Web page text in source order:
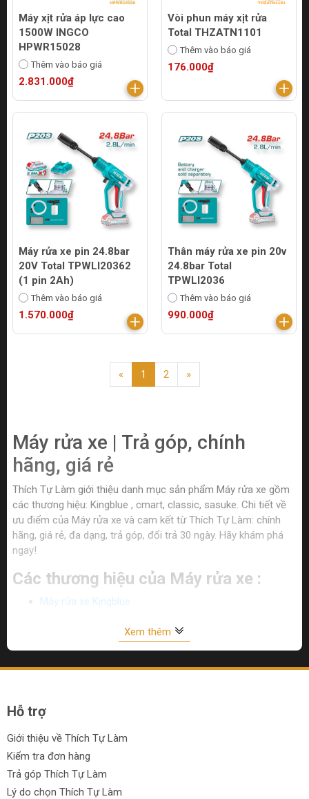
Máy xịt rửa áp lực cao
1500W INGCO
HPWR15028
Thêm vào báo giá
2.831.000₫
Vòi phun máy xịt rửa
Total THZATN1101
Thêm vào báo giá
176.000₫
Máy rửa xe pin 24.8bar
20V Total TPWLI20362
(1 pin 2Ah)
Thêm vào báo giá
1.570.000₫
Thân máy rửa xe pin 20v
24.8bar Total
TPWLI2036
Thêm vào báo giá
990.000₫
« 1 2 »
Máy rửa xe | Trả góp, chính
hãng, giá rẻ
Thích Tự Làm giới thiệu danh mục sản phẩm Máy rửa xe gồm
các thương hiệu: Kingblue , cmart, classic, sasuke. Chi tiết về
ưu điểm của Máy rửa xe và cam kết từ Thích Tự Làm: chính
hãng, giá rẻ, đa dạng, trả góp, đổi trả 30 ngày. Hãy khám phá
ngay!
Các thương hiệu của Máy rửa xe :
Máy rửa xe Kingblue
Máy rửa xe Classic
Máy rửa xe Tolsen
Máy rửa xe Cmart
Máy rửa xe TPC
Máy rửa xe Ingco
Máy rửa xe DCA
Xem thêm
Hỗ trợ
Giới thiệu về Thích Tự Làm
Kiểm tra đơn hàng
Trả góp Thích Tự Làm
Lý do chọn Thích Tự Làm